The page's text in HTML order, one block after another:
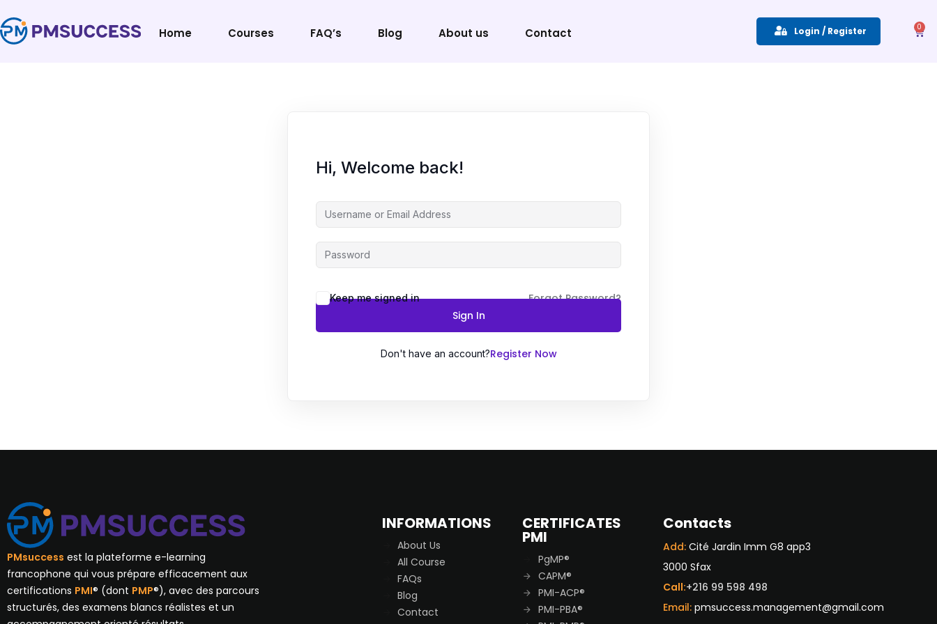
Home Courses FAQ’s Blog About us Contact Login / Register 0
Hi, Welcome back!
Keep me signed in
Forgot Password?
Sign In
Don't have an account?Register Now
PMsuccess est la plateforme e-learning
francophone qui vous prépare efficacement aux
certifications PMI® (dont PMP®), avec des parcours
structurés, des examens blancs réalistes et un
INFORMATIONS
About Us
All Course
FAQs
Blog
Contact
CERTIFICATES
PMI
PgMP®
CAPM®
PMI-ACP®
PMI-PBA®
Contacts
Add:Cité Jardin Imm G8 app3
3000 Sfax
Call:+216 99 598 498
Email: pmsuccess.management@gmail.com
Sign in
Don’t have an account?Sign up
Remember me Lost your password?